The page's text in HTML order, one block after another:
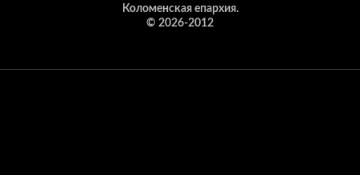
Коломенская епархия.
© 2026-2012